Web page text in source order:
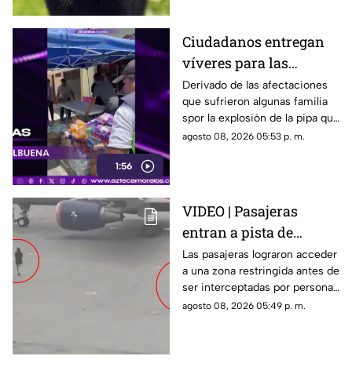
1:56
Ciudadanos entregan
víveres para las
familias afectadas por
la explosión de pipa en
Cuernavaca
Derivado de las afectaciones
que sufrieron algunas familia
spor la explosión de la pipa que
transportaba gas LP,
agosto 08, 2026 05:53 p. m.
VIDEO | Pasajeras
entran a pista de
aeropuerto tras perder
su vuelo; autoridades
logran detenerlas
Las pasajeras lograron acceder
a una zona restringida antes de
ser interceptadas por personal
del aeropuerto.
agosto 08, 2026 05:49 p. m.